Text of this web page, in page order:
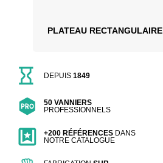
PLATEAU RECTANGULAIRE
DEPUIS1849
50 VANNIERS
PROFESSIONNELS
+200 RÉFÉRENCES DANS
NOTRE CATALOGUE